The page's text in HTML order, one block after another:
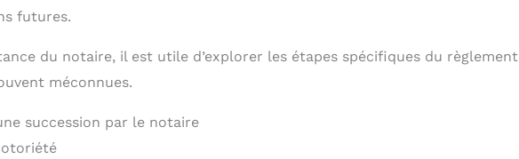
futures.
du notaire, il est utile d’explorer les étapes spécifiques du règlement
méconnues.
succession par le notaire